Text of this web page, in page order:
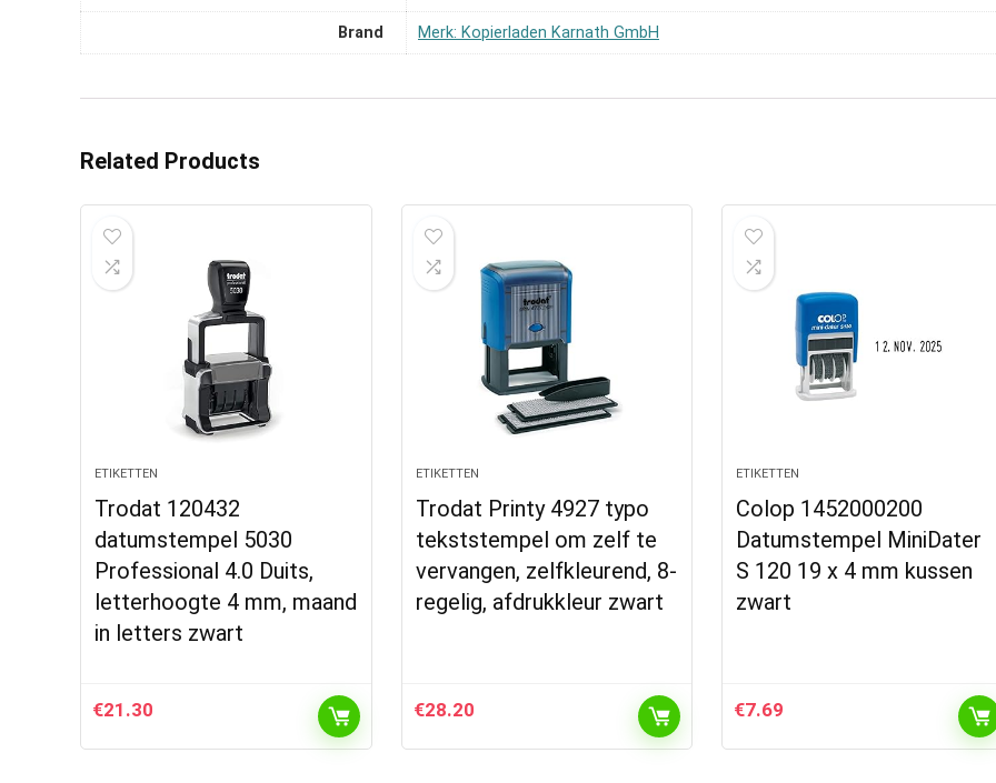
Brand Merk: Kopierladen Karnath GmbH
Related Products
ETIKETTEN
Trodat 120432
datumstempel 5030
Professional 4.0 Duits,
letterhoogte 4 mm, maand
in letters zwart
€21.30
ETIKETTEN
Trodat Printy 4927 typo
tekststempel om zelf te
vervangen, zelfkleurend, 8-
regelig, afdrukkleur zwart
€28.20
ETIKETTEN
Colop 1452000200
Datumstempel MiniDater
S 120 19 x 4 mm kussen
zwart
€7.69